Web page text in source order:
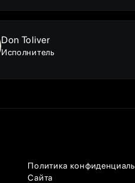
Don Toliver
Исполнитель
Политика
Сайта